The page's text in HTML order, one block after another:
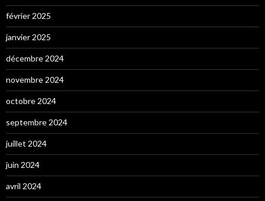
février 2025
janvier 2025
décembre 2024
novembre 2024
octobre 2024
septembre 2024
juillet 2024
juin 2024
avril 2024